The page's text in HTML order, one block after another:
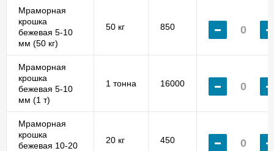
Мраморная
крошка
бежевая 5-10
мм (50 кг)
50 кг 850
Мраморная
крошка
бежевая 5-10
мм (1 т)
1 тонна 16000
Мраморная
крошка
бежевая 10-20
20 кг 450